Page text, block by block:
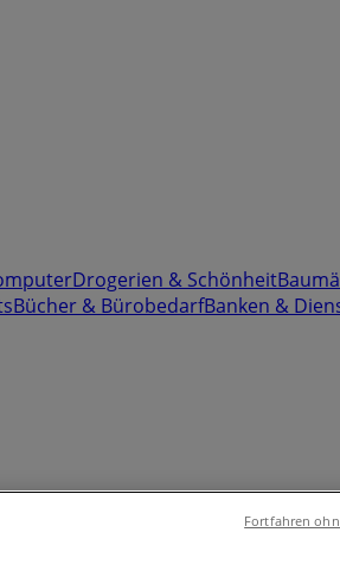
Drogerien & Schönheit
Bücher & BürobedarfBanken &
Fortfahren